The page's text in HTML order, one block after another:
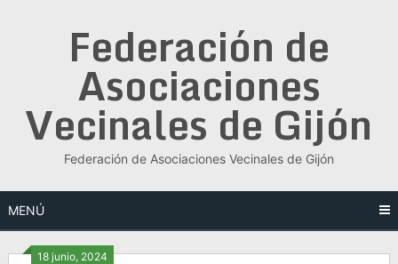
Federación de
Asociaciones
Vecinales de Gijón
Federación de Asociaciones Vecinales de Gijón
MENÚ
18 junio, 2024